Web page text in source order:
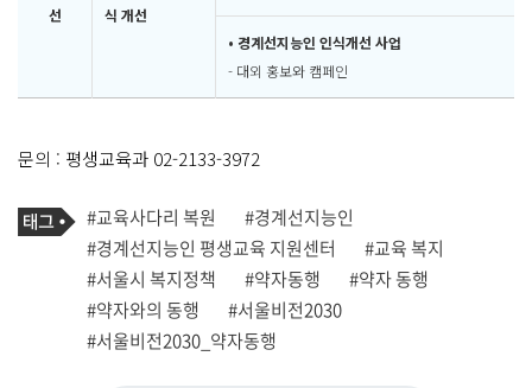
선
식 개선
• 경계선지능인 인식개선 사업
- 대외 홍보와 캠페인
문의 : 평생교육과 02-2133-3972
기
사
관
련
태
그
태
그
#교육사다리 복원
#경계선지능인
#경계선지능인 평생교육 지원센터
#교육 복지
#서울시 복지정책
#약자동행
#약자 동행
#약자와의 동행
#서울비전2030
#서울비전2030_약자동행